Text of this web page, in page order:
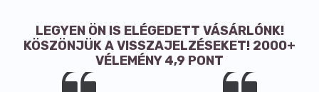
t”, egy különleges tengeri sókoncentrátum a Perm
időszakból (közel 200 millió évvel ezelőtti). A bischofi t
ökológiailag tiszta, természetes magnéziumásvány,
nevét Gustav Bischof német geológusról kapta.
LEGYEN ÖN IS ELÉGEDETT VÁSÁRLÓNK!
KÖSZÖNJÜK A VISSZAJELZÉSEKET! 2000+
VÉLEMÉNY 4,9 PONT